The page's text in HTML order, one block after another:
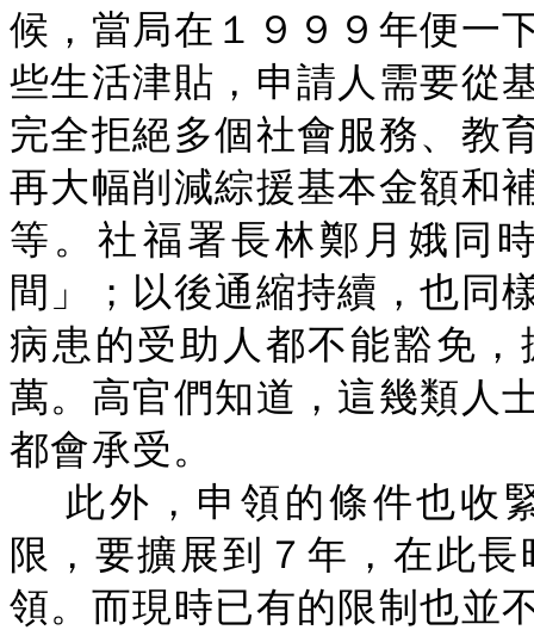
候，當局在１９９９年便一
些生活津貼，申請人需要從
完全拒絕多個社會服務、教
再大幅削減綜援基本金額和
等。社福署長林鄭月娥同
間」；以後通縮持續，也同
病患的受助人都不能豁免
萬。高官們知道，這幾類人
都會承受。
此外，申領的條件也收
限，要擴展到７年，在此
領。而現時已有的限制也並